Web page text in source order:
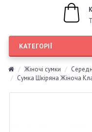
КАТЕГОРІЇ
Жіночі сумки
Сумка Шкіряна Жіноча